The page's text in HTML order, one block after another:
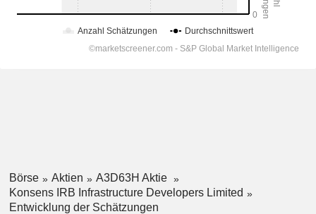
Börse Aktien
A3D63H Aktie
Konsens IRB Infrastructure Developers Limited
Entwicklung der Schätzungen